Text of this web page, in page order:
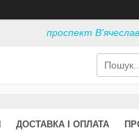
проспект
ДОСТАВКА І ОПЛАТА